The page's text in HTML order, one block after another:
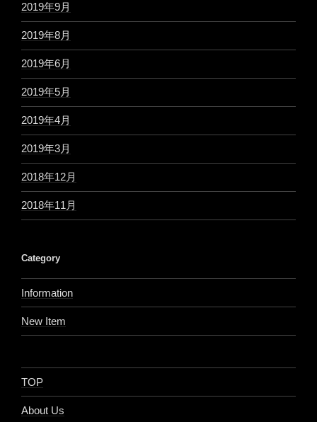
2019年9月
2019年8月
2019年6月
2019年5月
2019年4月
2019年3月
2018年12月
2018年11月
Category
Information
New Item
TOP
About Us